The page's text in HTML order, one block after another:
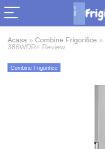
Acasa » Combine Frigorifice »
386WDR+ Review
Combine Frigorifice